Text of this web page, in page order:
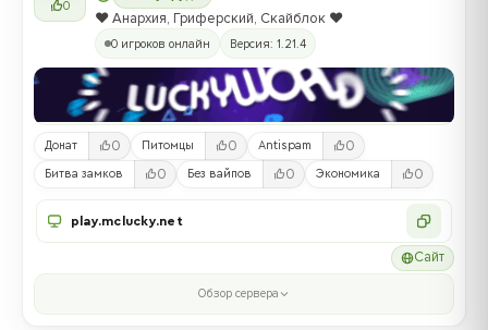
0
❤️ Анархия, Гриферский, Скайблок ❤️
0 игроков онлайн Версия: 1.21.4
Донат 0 Питомцы 0 Antispam 0
Битва замков 0 Без вайпов 0 Экономика 0
play.mclucky.net
Сайт
Обзор сервера